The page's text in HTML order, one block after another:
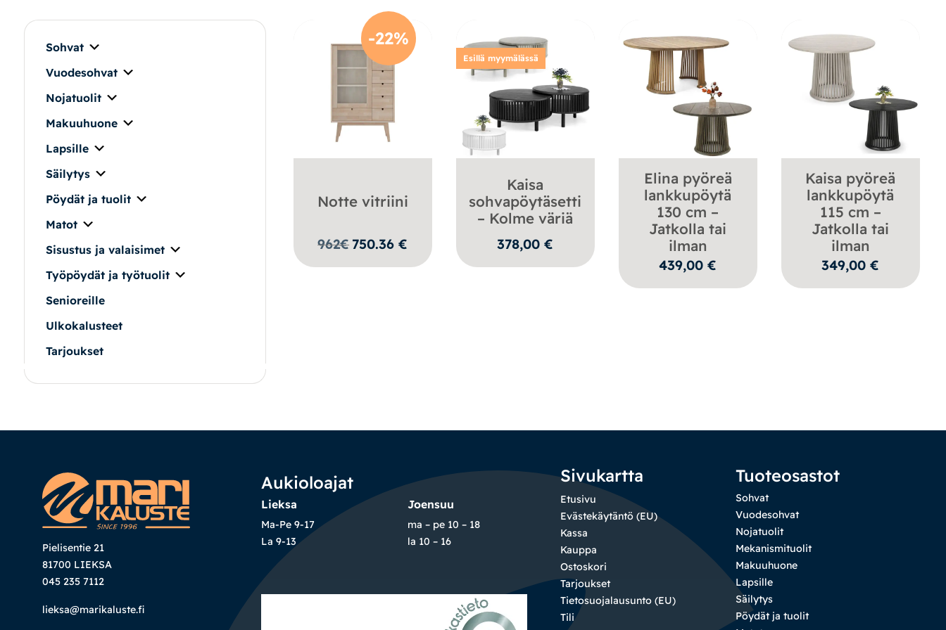
Pöydät ja tuolit
Säilytys
Työpöydät ja työtuolit
Matot
Ulkokalusteet
Valaisimet
Vuodesohvat
Senioreille
Sohvat
Vuodesohvat
Nojatuolit
Makuuhuone
Lapsille
Säilytys
Pöydät ja tuolit
Matot
Sisustus ja valaisimet
Työpöydät ja työtuolit
Senioreille
Ulkokalusteet
Tarjoukset
-22%
Notte vitriini
962€ 750.36€
Esillä myymälässä
Kaisa
sohvapöytäsetti
– Kolme väriä
378,00€
Elina pyöreä
lankkupöytä
130 cm –
Jatkolla tai
ilman
439,00€
Kaisa pyöreä
lankkupöytä
115 cm –
Jatkolla tai
ilman
349,00€
Pielisentie 21
81700 LIEKSA
045 235 7112
lieksa@marikaluste.fi
Aukioloajat
Lieksa
Ma-Pe 9-17
La 9-13
Joensuu
ma – pe 10 – 18
la 10 – 16
Sivukartta
Etusivu
Evästekäytäntö (EU)
Kassa
Kauppa
Ostoskori
Tarjoukset
Tietosuojalausunto (EU)
Tili
Tuoteosastot
Sohvat
Vuodesohvat
Nojatuolit
Mekanismituolit
Makuuhuone
Lapsille
Säilytys
Pöydät ja tuolit